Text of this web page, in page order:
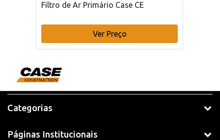
Filtro de Ar Primário Case CE
Ver Preço
Categorias
Páginas Institucionais